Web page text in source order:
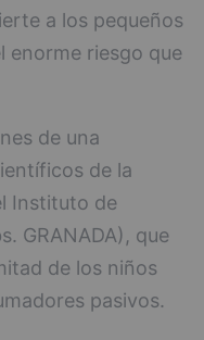
a los pequeños
enorme riesgo que
de una
de la
Instituto de
GRANADA), que
de los niños
pasivos.